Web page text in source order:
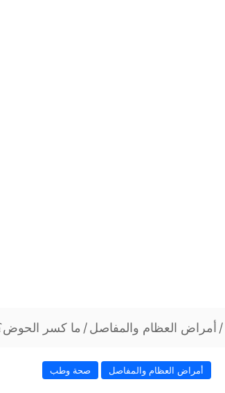
/ أمراض العظام والمفاصل / ما كسر
أمراض العظام والمفاصل صحة وطب